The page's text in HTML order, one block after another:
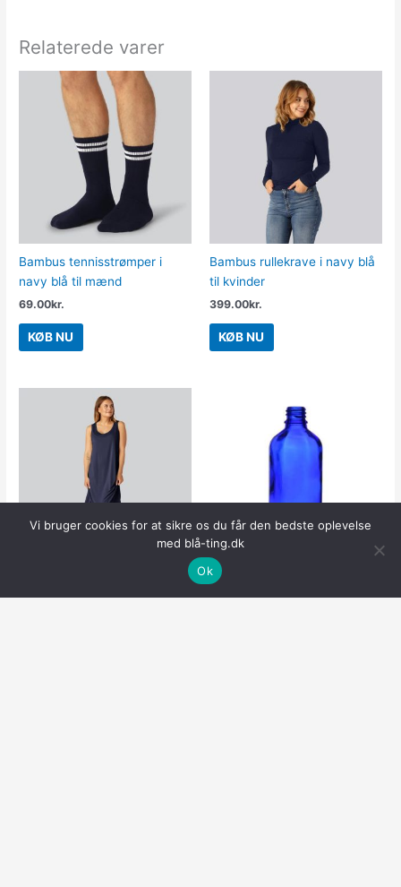
Relaterede varer
Bambus tennisstrømper i
navy blå til mænd
69.00kr.
KØB NU
Bambus rullekrave i navy blå
til kvinder
399.00kr.
KØB NU
strop i navy blå
Glasflaske 100 ml koboltblå
DIN18 – Højde 11,2 cm,
Vi bruger cookies for at sikre os du får den bedste oplevelse
med blå-ting.dk
Ok